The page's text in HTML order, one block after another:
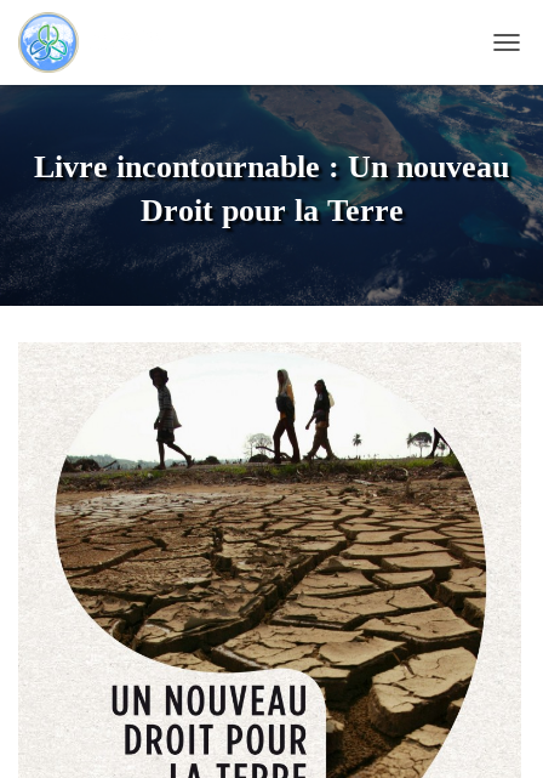
É
P
L
I
E
R
Livre incontournable : Un nouveau
Droit pour la Terre